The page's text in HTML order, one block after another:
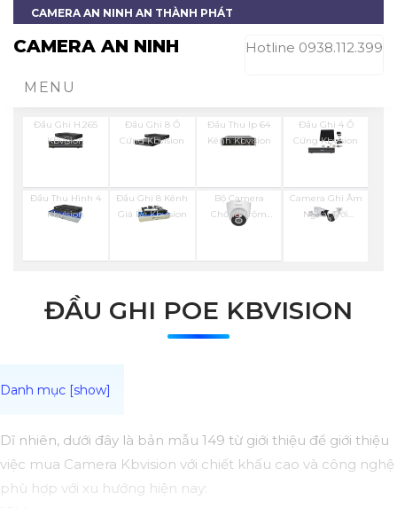
CAMERA AN NINH AN THÀNH PHÁT
CAMERA AN NINH Hotline 0938.112.399
MENU
Đầu Ghi H.265
Kbvision
Đầu Ghi 8 Ổ
Cứng Kbvision
Đầu Thu Ip 64
Kênh Kbvision
Đầu Ghi 4 Ổ
Cứng Kbvision
Đầu Thu Hình 4
Kbvision
Đầu Ghi 8 Kênh
Giá Rẻ Kbvision
Bộ Camera
Chống Trộm
Kbvision
Camera Ghi Âm
Ngoài Trời
ĐẦU GHI POE KBVISION
Dĩ nhiên, dưới đây là bản mẫu 149 từ giới thiệu để giới thiệu
việc mua Camera Kbvision với chiết khấu cao và công nghệ
phù hợp với xu hướng hiện nay: